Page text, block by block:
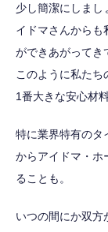
少し簡潔にしまし
イドマさんからも
ができあがってき
このように私たち
1番大きな安心材
特に業界特有のタ
からアイドマ・ホ
ることも。
いつの間にか双方